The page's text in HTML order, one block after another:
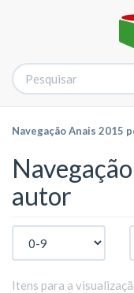
Navegação Anais 2015
autor
Itens para a